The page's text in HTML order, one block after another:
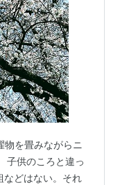
物を畳みながらニ
子供のころと違っ
などはない。それ